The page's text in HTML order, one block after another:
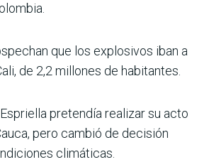
que los explosivos iban a
de 2,2 millones de habitantes.
pretendía realizar su acto
pero cambió de decisión
climáticas.